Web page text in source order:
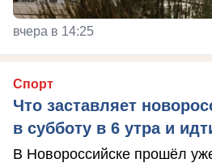
вчера в 14:25
Спорт
Что заставляет
в субботу в 6 утра и
В Новороссийске прошёл